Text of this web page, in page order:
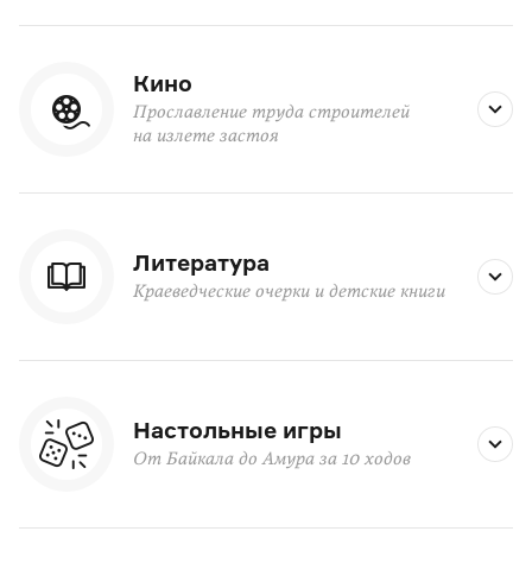
Кино
Прославление труда строителей
на излете застоя
Литература
Краеведческие очерки и детские книги
Настольные игры
От Байкала до Амура за 10 ходов